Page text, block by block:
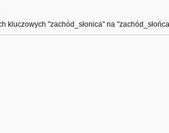
kluczowych "zachód_słonica" na